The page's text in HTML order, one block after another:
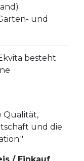
und
besteht
Qualität,
und die